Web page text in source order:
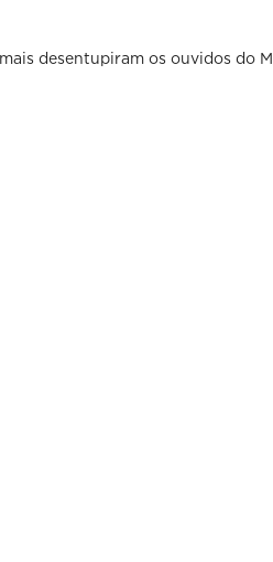
desentupiram os ouvidos do M